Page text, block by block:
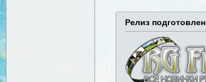
Релиз подготовлен